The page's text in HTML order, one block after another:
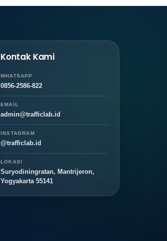
Kontak Kami
WHATSAPP
0856-2586-822
EMAIL
admin@trafficlab.id
INSTAGRAM
@trafficlab.id
LOKASI
Suryodiningratan, Mantrijeron,
Yogyakarta 55141